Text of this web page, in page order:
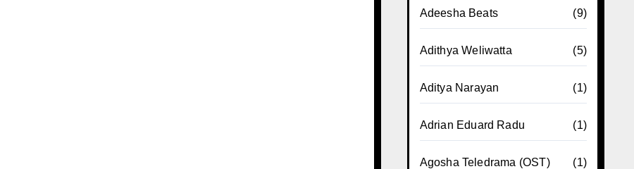
Adeesha Beats (9)
Adithya Weliwatta (5)
Aditya Narayan (1)
Adrian Eduard Radu (1)
Agosha Teledrama (OST)
(1)